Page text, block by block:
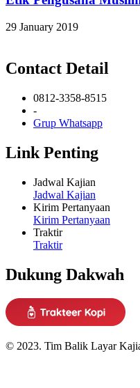
29 January 2019
Contact Detail
0812-3358-8515
-
Grup Whatsapp
Link Penting
Jadwal Kajian
Jadwal Kajian
Kirim Pertanyaan
Kirim Pertanyaan
Traktir
Traktir
Dukung Dakwah
© 2023. Tim Balik Layar